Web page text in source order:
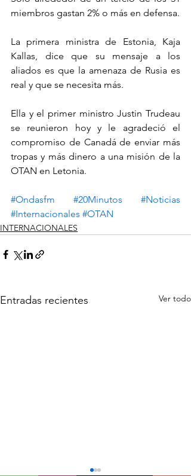
miembros gastan 2% o más en defensa.
La primera ministra de Estonia, Kaja
Kallas, dice que su mensaje a los
aliados es que la amenaza de Rusia es
real y que se necesita más.
Ella y el primer ministro Justin Trudeau
se reunieron hoy y le agradeció el
compromiso de Canadá de enviar más
tropas y más dinero a una misión de la
OTAN en Letonia.
#Ondasfm #20Minutos
#Noticias
#Internacionales #OTAN
INTERNACIONALES
Entradas recientes Ver todo